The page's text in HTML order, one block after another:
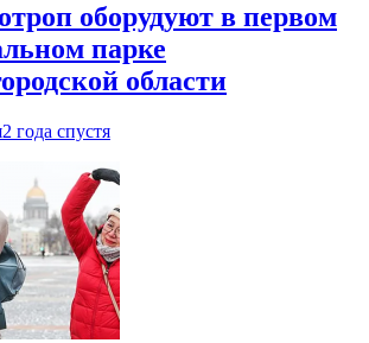
оборудуют в первом
парке
области
2 года спустя